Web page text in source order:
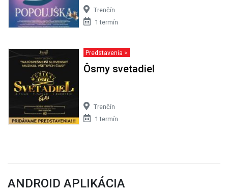
Trenčín
1 termín
Predstavenia >
Ôsmy svetadiel
Trenčín
1 termín
ANDROID APLIKÁCIA